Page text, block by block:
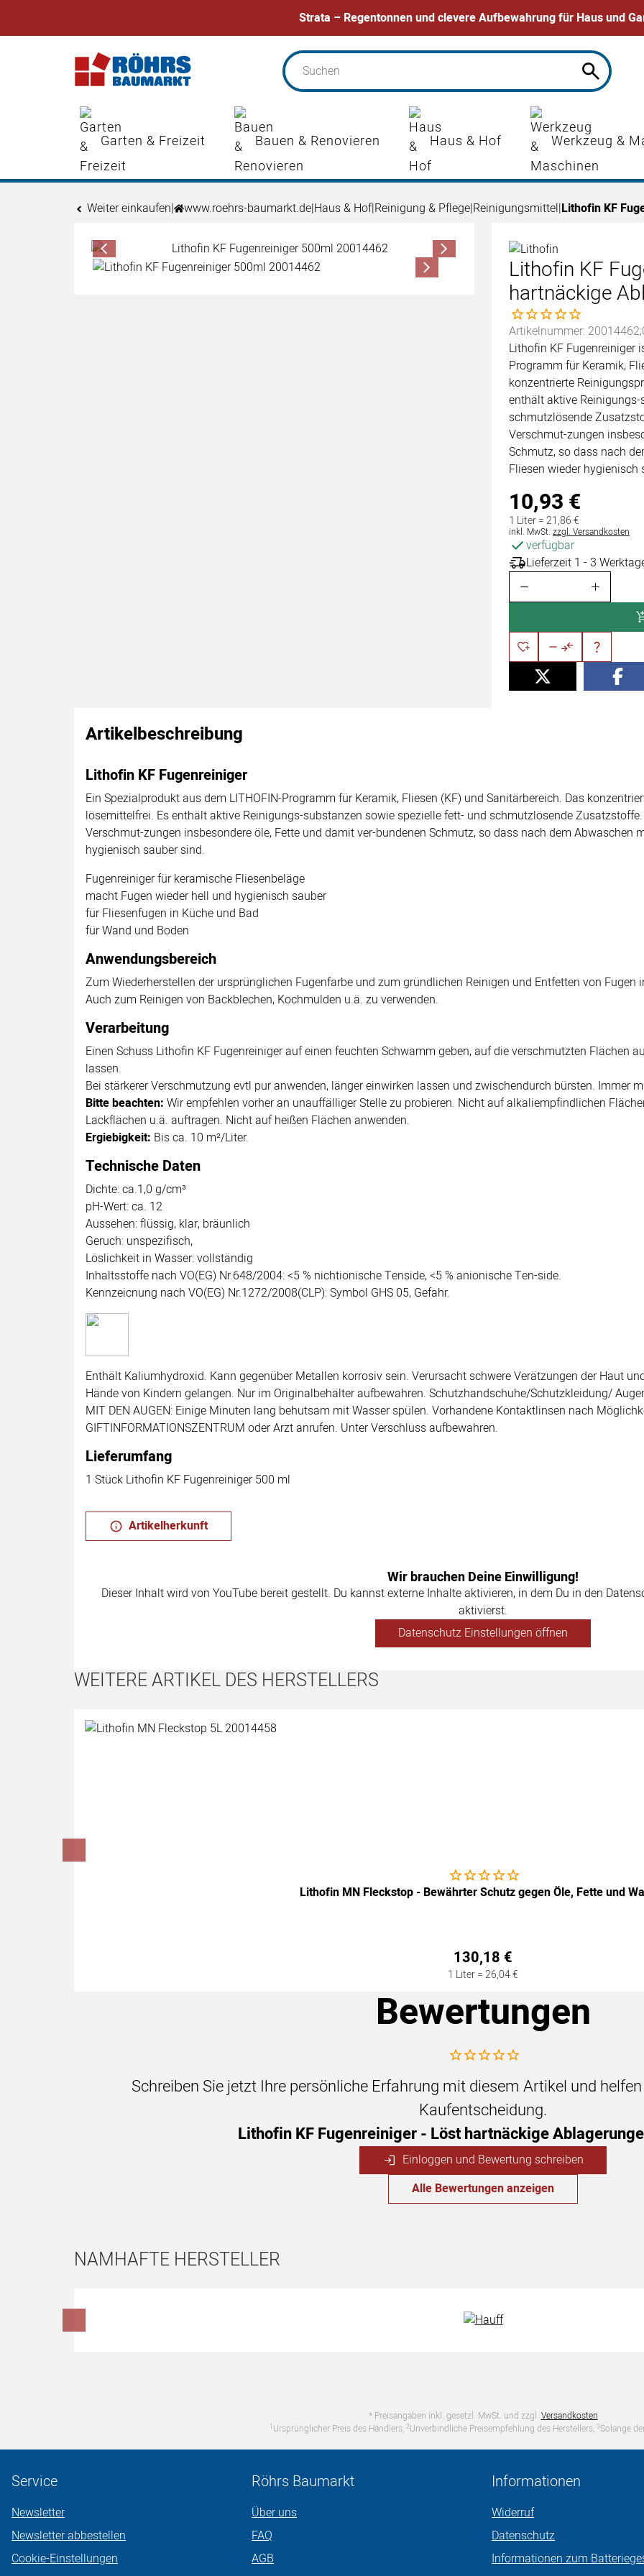
Strata – Regentonnen und clevere Aufbewahrung für Haus und
Zum Hauptinhalt springen
Garten & Freizeit Bauen & Renovieren Haus & Hof Werkzeug &
Weiter einkaufen| www.roehrs-baumarkt.de|Haus & Hof|Reinigung & Pflege|Reinigungsmittel|Lithofin KF
Produktgalerie
Zur Kaufbox springen
Lithofin KF
hartnäckige
Noch keine Bewertungen
Artikelnummer:
Lithofin KF Fugenreiniger
Programm für Keramik,
konzentrierte
enthält aktive
schmutzlösende
Verschmut-zungen
Schmutz, so dass nach
Fliesen wieder hygienisch
10,93 €
1 Liter =21,86€
Steuerhinweis:
inkl. MwSt. zzgl. Versandkosten
verfügbar
Lieferzeit 1 - 3
Artikelbeschreibung
Lithofin KF Fugenreiniger
Ein Spezialprodukt aus dem LITHOFIN-Programm für Keramik, Fliesen (KF) und Sanitärbereich. Das
lösemittelfrei. Es enthält aktive Reinigungs-substanzen sowie spezielle fett- und schmutzlösende
Verschmut-zungen insbesondere öle, Fette und damit ver-bundenen Schmutz, so dass nach dem Abwaschen
hygienisch sauber sind.
Fugenreiniger für keramische Fliesenbeläge
macht Fugen wieder hell und hygienisch sauber
für Fliesenfugen in Küche und Bad
für Wand und Boden
Anwendungsbereich
Zum Wiederherstellen der ursprünglichen Fugenfarbe und zum gründlichen Reinigen und Entfetten von Fugen
Auch zum Reinigen von Backblechen, Kochmulden u.ä. zu verwenden.
Verarbeitung
Einen Schuss Lithofin KF Fugenreiniger auf einen feuchten Schwamm geben, auf die verschmutzten Flächen
lassen.
Bei stärkerer Verschmutzung evtl pur anwenden, länger einwirken lassen und zwischendurch bürsten. Immer
Bitte beachten: Wir empfehlen vorher an unauffälliger Stelle zu probieren. Nicht auf alkaliempfindlichen
Lackflächen u.ä. auftragen. Nicht auf heißen Flächen anwenden.
Ergiebigkeit: Bis ca. 10 m²/Liter.
Technische Daten
Dichte: ca.1,0 g/cm³
pH-Wert: ca. 12
Aussehen: flüssig, klar, bräunlich
Geruch: unspezifisch,
Löslichkeit in Wasser: vollständig
Inhaltsstoffe nach VO(EG) Nr.648/2004: <5 % nichtionische Tenside, <5 % anionische Ten-side.
Kennzeicnung nach VO(EG) Nr.1272/2008(CLP): Symbol GHS 05, Gefahr.
Enthält Kaliumhydroxid. Kann gegenüber Metallen korrosiv sein. Verursacht schwere Verätzungen der Haut
Hände von Kindern gelangen. Nur im Originalbehälter aufbewahren. Schutzhandschuhe/Schutzkleidung/
MIT DEN AUGEN: Einige Minuten lang behutsam mit Wasser spülen. Vorhandene Kontaktlinsen nach
GIFTINFORMATIONSZENTRUM oder Arzt anrufen. Unter Verschluss aufbewahren.
Lieferumfang
1 Stück Lithofin KF Fugenreiniger 500 ml
Artikelherkunft
Wir brauchen Deine Einwilligung!
Dieser Inhalt wird von YouTube bereit gestellt. Du kannst externe Inhalte aktivieren, in dem Du in den
aktivierst.
Datenschutz Einstellungen öffnen
WEITERE ARTIKEL DES HERSTELLERS
Noch keine Bewertungen abgegeben
Lithofin MN Fleckstop - Bewährter Schutz gegen Öle, Fette und
130,18 €
1 Liter =26,04€
Bewertungen
Noch keine Bewertungen abgegeben
Schreiben Sie jetzt Ihre persönliche Erfahrung mit diesem Artikel und
Kaufentscheidung.
Lithofin KF Fugenreiniger - Löst hartnäckige
Einloggen und Bewertung schreiben
Alle Bewertungen anzeigen
NAMHAFTE HERSTELLER
* Preisangaben inkl. gesetzl. MwSt. und zzgl. Versandkosten
1 Ursprünglicher Preis des Händlers, 2Unverbindliche Preisempfehlung des Herstellers, 3Solange
Service
Newsletter
Newsletter abbestellen
Cookie-Einstellungen
Röhrs Baumarkt
Über uns
FAQ
AGB
Informationen
Widerruf
Datenschutz
Informationen zum